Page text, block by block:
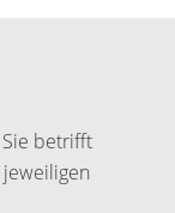
betrifft